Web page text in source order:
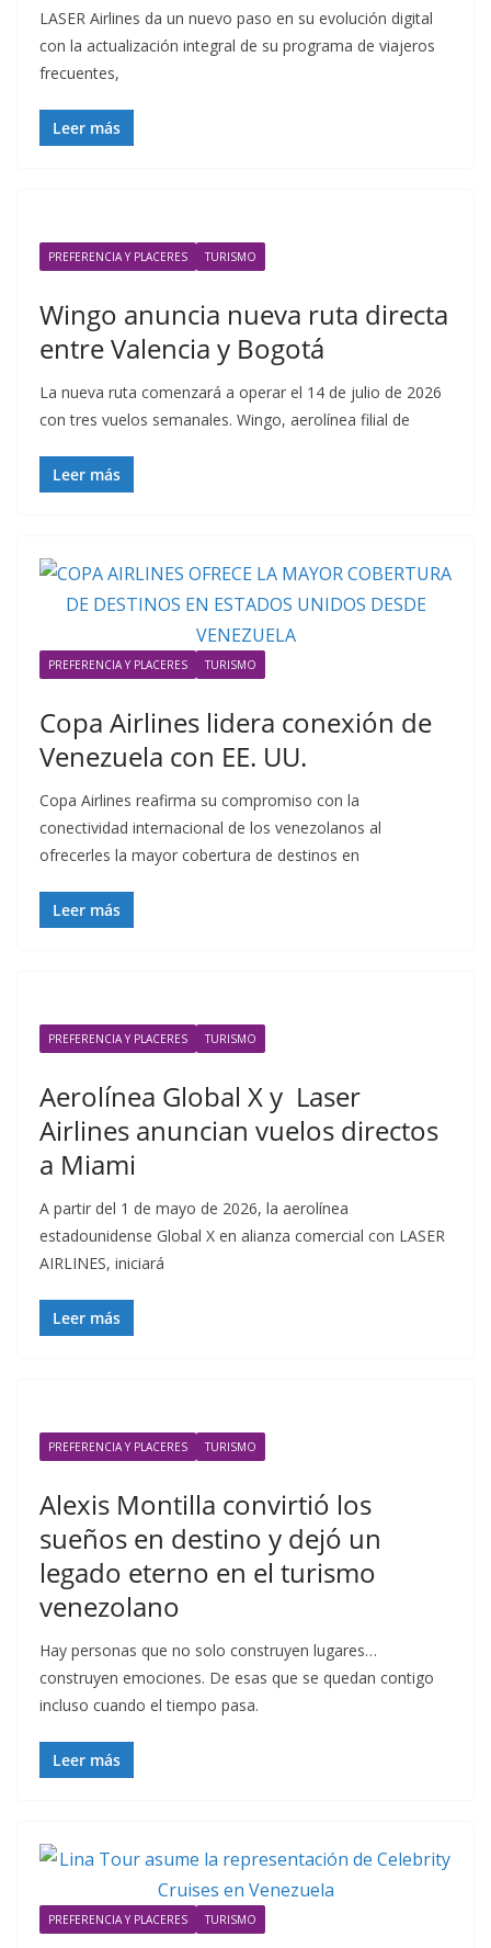
LASER Airlines da un nuevo paso en su evolución digital
con la actualización integral de su programa de viajeros
frecuentes,
Leer más
PREFERENCIA Y PLACERES TURISMO
Wingo anuncia nueva ruta directa
entre Valencia y Bogotá
La nueva ruta comenzará a operar el 14 de julio de 2026
con tres vuelos semanales. Wingo, aerolínea filial de
Leer más
PREFERENCIA Y PLACERES TURISMO
Copa Airlines lidera conexión de
Venezuela con EE. UU.
Copa Airlines reafirma su compromiso con la
conectividad internacional de los venezolanos al
ofrecerles la mayor cobertura de destinos en
Leer más
PREFERENCIA Y PLACERES TURISMO
Aerolínea Global X y Laser
Airlines anuncian vuelos directos
a Miami
A partir del 1 de mayo de 2026, la aerolínea
estadounidense Global X en alianza comercial con LASER
AIRLINES, iniciará
Leer más
PREFERENCIA Y PLACERES TURISMO
Alexis Montilla convirtió los
sueños en destino y dejó un
legado eterno en el turismo
venezolano
Hay personas que no solo construyen lugares…
construyen emociones. De esas que se quedan contigo
incluso cuando el tiempo pasa.
Leer más
PREFERENCIA Y PLACERES TURISMO